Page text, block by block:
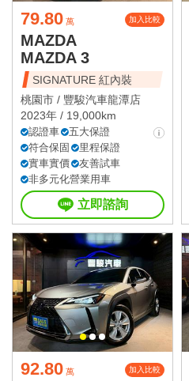
79.80 萬 加入比較
MAZDA
MAZDA 3
SIGNATURE 紅內裝
桃園市 / 豐駿汽車龍潭店
2023年 / 19,000km
認證車
五大保證
符合保固
里程保證
實車實價
友善試車
非多元化營業用車
立即諮詢
92.80 萬 加入比較